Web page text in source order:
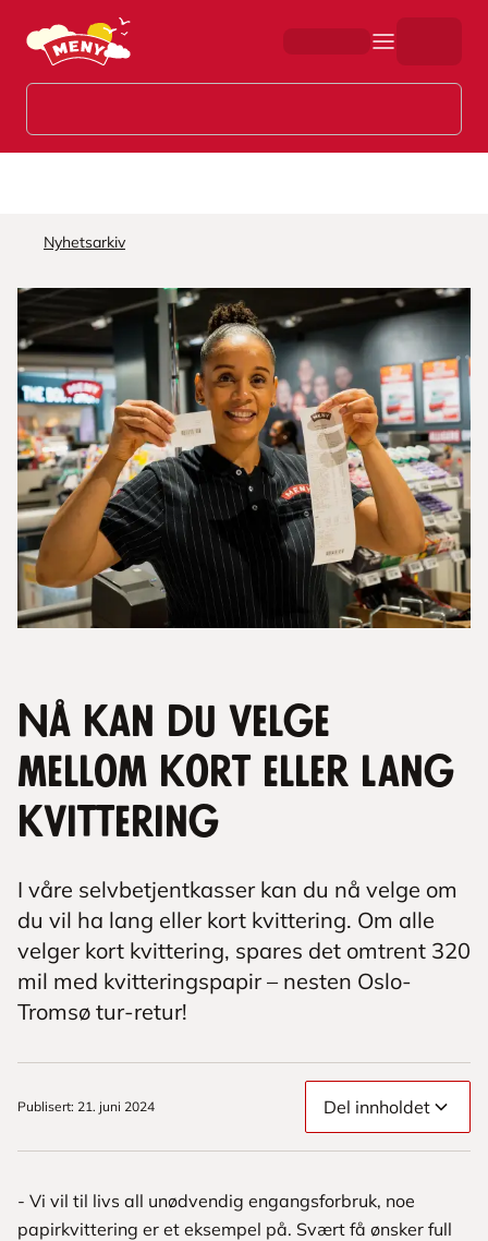
Hopp til hovedinnhold
Nyhetsarkiv
Nå kan du velge
mellom kort eller lang
kvittering
I våre selvbetjentkasser kan du nå velge om
du vil ha lang eller kort kvittering. Om alle
velger kort kvittering, spares det omtrent 320
mil med kvitteringspapir – nesten Oslo-
Tromsø tur-retur!
Publisert: 21. juni 2024 Del innholdet
- Vi vil til livs all unødvendig engangsforbruk, noe
papirkvittering er et eksempel på. Svært få ønsker full